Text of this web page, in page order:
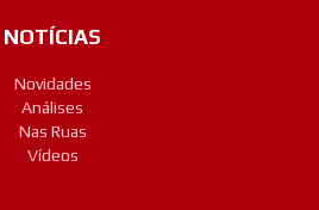
NOTÍCIAS
Novidades
Análises
Nas Ruas
Vídeos